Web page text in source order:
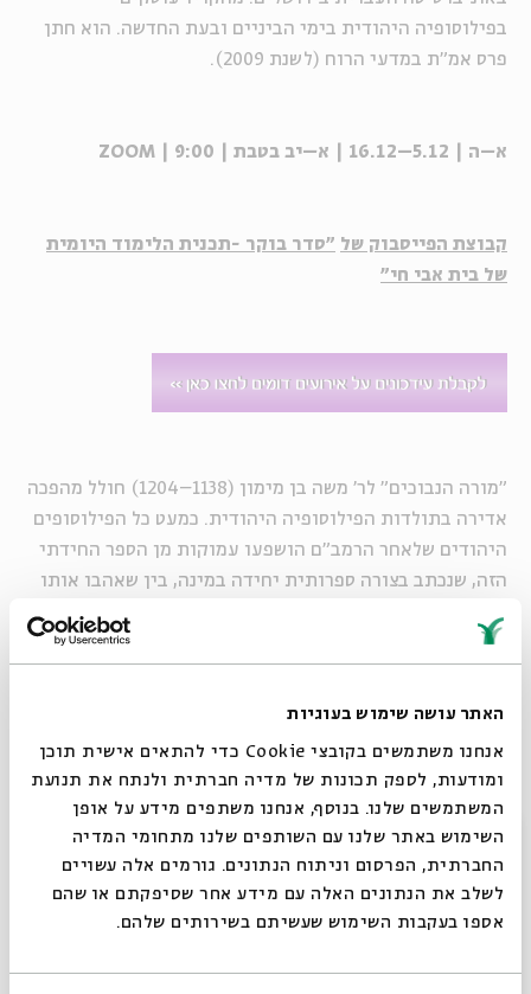
האתר עושה שימוש בעוגיות
אנחנו משתמשים בקובצי Cookie כדי להתאים אישית תוכן
ומודעות, לספק תכונות של מדיה חברתית ולנתח את תנועת
המשתמשים שלנו. בנוסף, אנחנו משתפים מידע על אופן
השימוש באתר שלנו עם השותפים שלנו מתחומי המדיה
החברתית, הפרסום וניתוח הנתונים. גורמים אלה עשויים
לשלב את הנתונים האלה עם מידע אחר שסיפקתם או שהם
אספו בעקבות השימוש שעשיתם בשירותים שלהם.
בפילוסופיה היהודית בימי הביניים ובעת החדשה. הוא חתן
פרס אמ"ת במדעי הרוח (לשנת 2009).
א–ה | 5.12–16.12 | א–יב בטבת | 9:00 | ZOOM
קבוצת הפייסבוק של "סדר בוקר -תכנית הלימוד היומית
של בית אבי חי"
"מורה הנבוכים" לר' משה בן מימון (1138–1204) חולל מהפכה
אדירה בתולדות הפילוסופיה היהודית. כמעט כל הפילוסופים
היהודים שלאחר הרמב"ם הושפעו עמוקות מן הספר החידתי
הזה, שנכתב בצורה ספרותית יחידה במינה, בין שאהבו אותו
ובין שתקפו את מחברו. בסדרה שלנו נשתדל לפענח את
חידותיו המופלאות של הספר ולברר את דעתו של הרמב"ם
בפילוסופיה היהודית בימי הביניים ובעת החדשה. הוא חתן
פרס אמ"ת במדעי הרוח (לשנת 2009).
א–ה | 5.12–16.12 | א–יב בטבת | 9:00 | ZOOM
סגור